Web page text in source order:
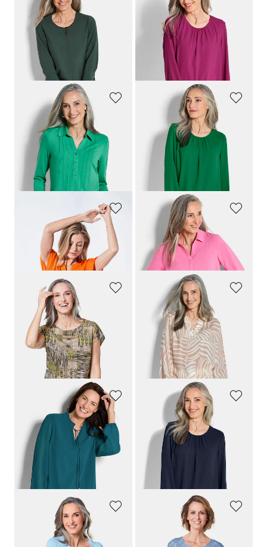
GOLDNER
44,95 € 89,95 €
Laagste prijs van de afgelopen 30
dagen**: 49,95 €
(-10%)
GOLDNER
Elegante blouse van chiffon
69,95 €
+ 4
Laagste prijs van de afgelopen 30
dagen**: 49,95 €
GOLDNER
Tuniekshirt van jersey met biesjes
49,95 €89,95 €
Laagste prijs van de afgelopen 30
dagen**: 59,95 € (-16%)
Elegante blouse van chiffon
39,95 €
69,95 €
+ 4
Laagste prijs van de afgelopen 30
dagen**: 49,95 €
(-20%)
GOLDNER
Blouse met tuniekhals
89,95 €
GOLDNER
49,95 €89,95 €
GOLDNER
Blouse
29,95 €69,95 €
Laagste prijs van de afgelopen 30
dagen**: 39,95 € (-25%)
GOLDNER
Lichte blouse van pure viscose
69,95 €
GOLDNER
39,95 €
69,95 €
Laagste prijs van de afgelopen 30
dagen**: 49,95 €
(-20%)
Elegante blouse van chiffon
39,95 €
69,95 €
+ 4
Laagste prijs van de afgelopen 30
dagen**: 49,95 €
Feestelijke blouse van chic kant